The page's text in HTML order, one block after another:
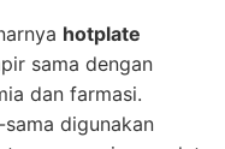
hotplate
sama dengan
dan farmasi.
digunakan